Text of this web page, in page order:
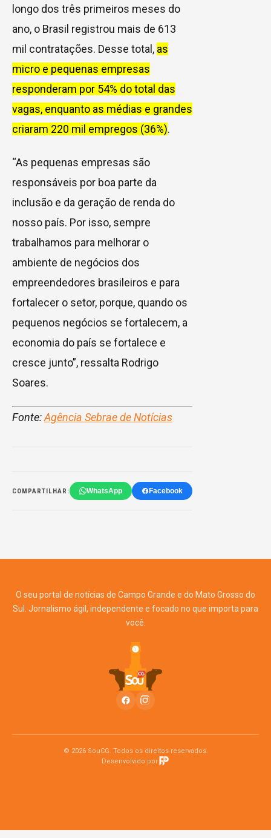
longo dos três primeiros meses do
ano, o Brasil registrou mais de 613
mil contratações. Desse total, as
micro e pequenas empresas
responderam por 54% do total das
vagas, enquanto as médias e grandes
criaram 220 mil empregos (36%).
“As pequenas empresas são
responsáveis por boa parte da
inclusão e da geração de renda do
nosso país. Por isso, sempre
trabalhamos para melhorar o
ambiente de negócios dos
empreendedores brasileiros e para
fortalecer o setor, porque, quando os
pequenos negócios se fortalecem, a
economia do país se fortalece e
cresce junto”, ressalta Rodrigo
Soares.
Fonte:Agência Sebrae de Notícias
COMPARTILHAR: WhatsApp Facebook
O seu portal de notícias de Campo Grande e do Mato Grosso do
Sul. Jornalismo ágil, independente e focado no que importa para
você.
© 2026 SouCG. Todos os direitos reservados.
Desenvolvido por